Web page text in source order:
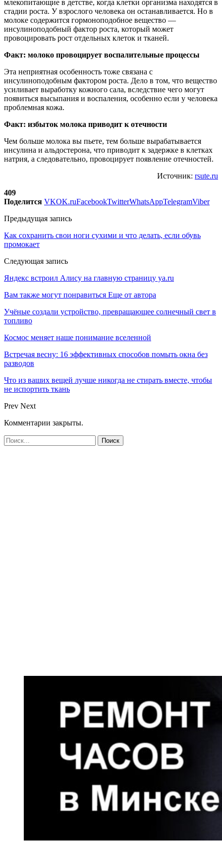
млекопитающие в детстве, когда клетки организма находятся в
стадии роста. У взрослого человека он останавливается. Но в
молоке содержится гормоноподобное вещество —
инсулиноподобный фактор роста, который может
провоцировать рост отдельных клеток и тканей.
Факт: молоко провоцирует воспалительные процессы
Эта неприятная особенность тоже связана с
инсулиноподобным фактором роста. Дело в том, что вещество
усиливает выработку кожного сала, вследствие чего могут
появиться высыпания и воспаления, особенно если у человека
проблемная кожа.
Факт: избыток молока приводит к отечности
Чем больше молока вы пьете, тем больше вырабатывается
инсулина и альдостерона, что приводит к задержке в клетках
натрия, а следовательно, провоцирует появление отечностей.
Источник: rsute.ru
409
Поделится VKOK.ruFacebookTwitterWhatsAppTelegramViber
Предыдущая запись
Как сохранить свои ноги сухими и что делать, если обувь
промокает
Следующая запись
Яндекс встроил Алису на главную страницу ya.ru
Вам также могут понравиться Еще от автора
Учёные создали устройство, превращающее солнечный свет в
топливо
Космос меняет наше понимание вселенной
Встречая весну: 16 эффективных способов помыть окна без
разводов
Что из ваших вещей лучше никогда не стирать вместе, чтобы
не испортить ткань
Prev Next
Комментарии закрыты.